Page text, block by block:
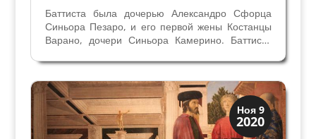
Баттиста была дочерью Александро Сфорца
Синьора Пезаро, и его первой жены Костанцы
Варано, дочери Синьора Камерино. Баттиста
назвали ее в честь прабабушки по материнской
линии Джованны Баттиста да Монтефельтро. Её
крестил...
Ноя 9
2020
Искусство
Тайны картин